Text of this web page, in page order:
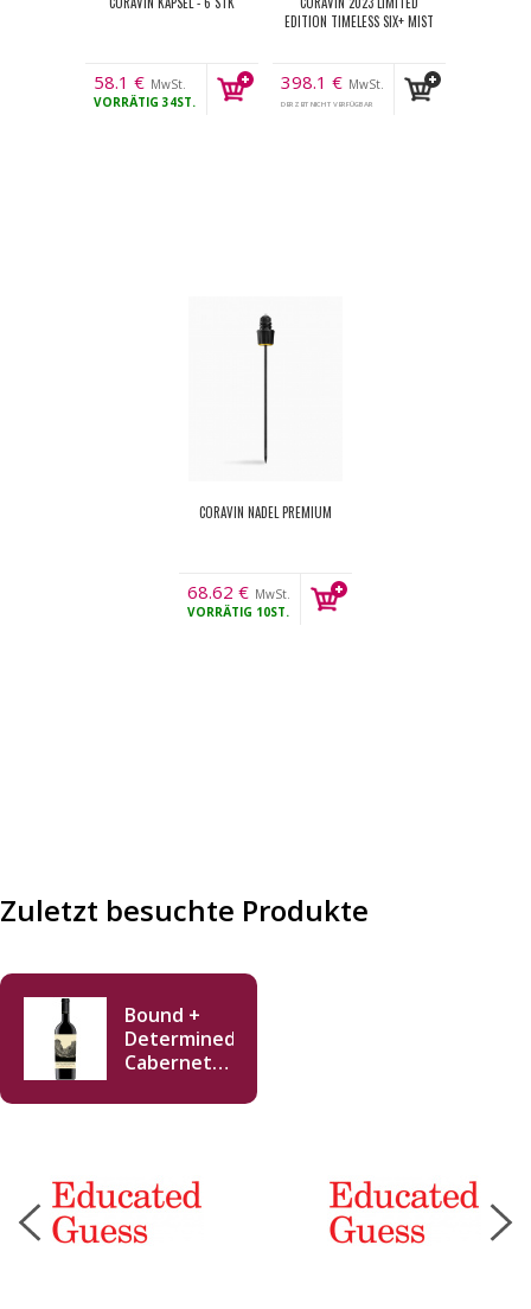
58.1 € MwSt.
VORRÄTIG 34ST.
EDITION TIMELESS SIX+ MIST
398.1 € MwSt.
DERZEIT NICHT VERFÜGBAR
CORAVIN NADEL PREMIUM
68.62 € MwSt.
VORRÄTIG 10ST.
Zuletzt besuchte Produkte
Bound +
Determined
Cabernet
2021 750ml